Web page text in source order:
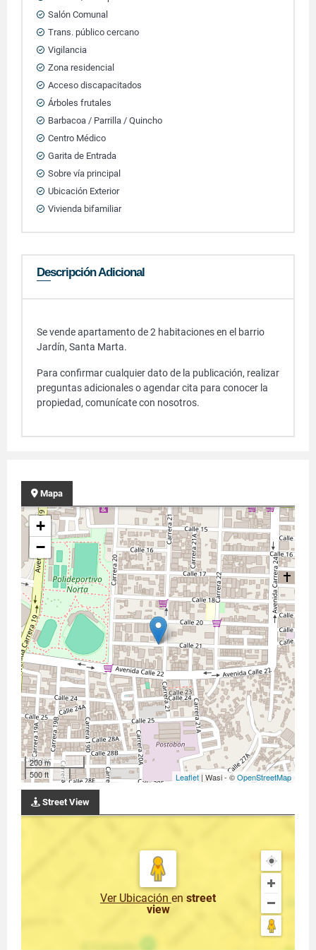
Salón Comunal
Trans. público cercano
Vigilancia
Zona residencial
Acceso discapacitados
Árboles frutales
Barbacoa / Parrilla / Quincho
Centro Médico
Garita de Entrada
Sobre vía principal
Ubicación Exterior
Vivienda bifamiliar
Descripción Adicional
Se vende apartamento de 2 habitaciones en el barrio
Jardín, Santa Marta.
Para confirmar cualquier dato de la publicación, realizar
preguntas adicionales o agendar cita para conocer la
propiedad, comunícate con nosotros.
Mapa
+
−
200 m
500 ft
Leaflet | Wasi - ©OpenStreetMap
Street View
Ver Ubicación en street
view